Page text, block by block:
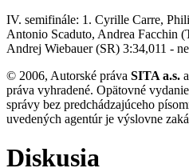
IV. semifinále: 1. Cyrille Carre,
Antonio Scaduto, Andrea Facchin
Andrej Wiebauer (SR) 3:34,011 -
© 2006, Autorské práva SITA a.s.
práva vyhradené. Opätovné
správy bez predchádzajúceho
uvedených agentúr je výslovne
Diskusia